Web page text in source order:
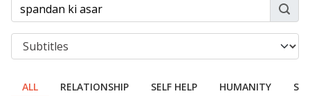
ALL RELATIONSHIP SELF HELP HUMANITY